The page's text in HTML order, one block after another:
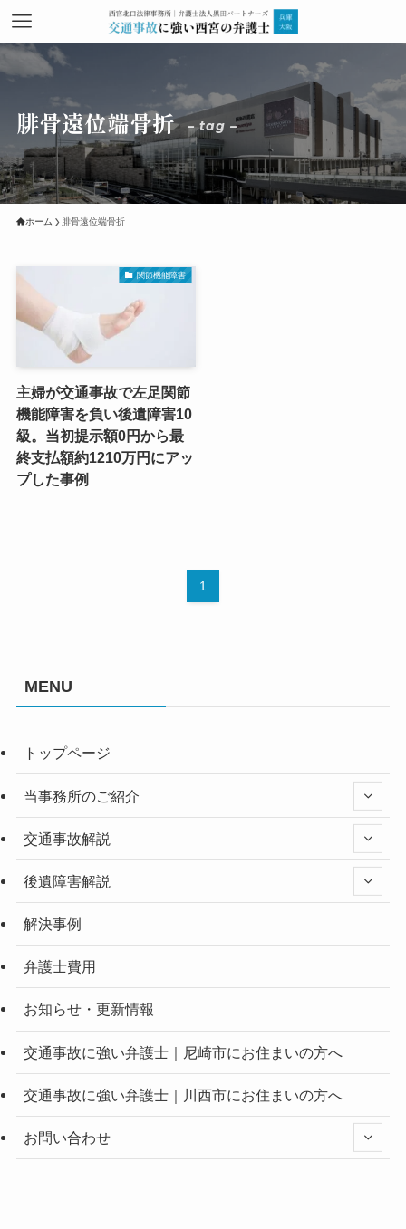
腓骨遠位端骨折 – tag –
ホーム 腓骨遠位端骨折
関節機能障害
主婦が交通事故で左足関節
機能障害を負い後遺障害10
級。当初提示額0円から最
終支払額約1210万円にアッ
プした事例
1
MENU
トップページ
当事務所のご紹介
交通事故解説
後遺障害解説
解決事例
弁護士費用
お知らせ・更新情報
交通事故に強い弁護士｜尼崎市にお住まいの方へ
交通事故に強い弁護士｜川西市にお住まいの方へ
お問い合わせ